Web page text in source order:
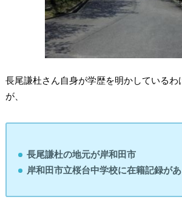
長尾謙杜さん自身が学歴を明かしているわ
が、
長尾謙杜の地元が岸和田市
岸和田市立桜台中学校に在籍記録が